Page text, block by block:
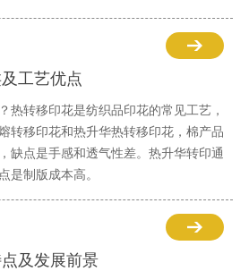
工艺优点
热转移印花是纺织品印花的常见工艺，
转移印花和热升华热转移印花，棉产品
缺点是手感和透气性差。热升华转印通
是制版成本高。
及发展前景